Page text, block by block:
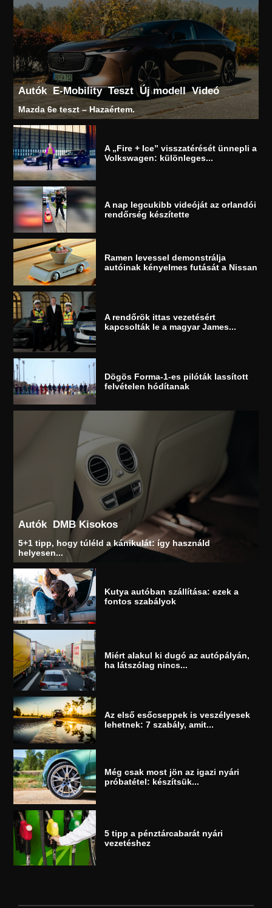
Autók E-Mobility Teszt Új modell Videó
Mazda 6e teszt – Hazaértem.
A „Fire + Ice” visszatérését ünnepli a
Volkswagen: különleges...
A nap legcukibb videóját az orlandói
rendőrség készítette
Ramen levessel demonstrálja
autóinak kényelmes futását a Nissan
A rendőrök ittas vezetésért
kapcsolták le a magyar James...
Dögös Forma-1-es pilóták lassított
felvételen hódítanak
Autók DMB Kisokos
5+1 tipp, hogy túléld a kánikulát: így használd
helyesen...
Kutya autóban szállítása: ezek a
fontos szabályok
Miért alakul ki dugó az autópályán,
ha látszólag nincs...
Az első esőcseppek is veszélyesek
lehetnek: 7 szabály, amit...
Még csak most jön az igazi nyári
próbatétel: készítsük...
5 tipp a pénztárcabarát nyári
vezetéshez